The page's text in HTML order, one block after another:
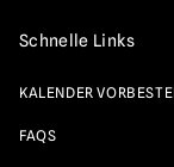
Schnelle Links
KALENDER
FAQS